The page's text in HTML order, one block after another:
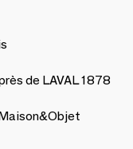
de LAVAL 1878